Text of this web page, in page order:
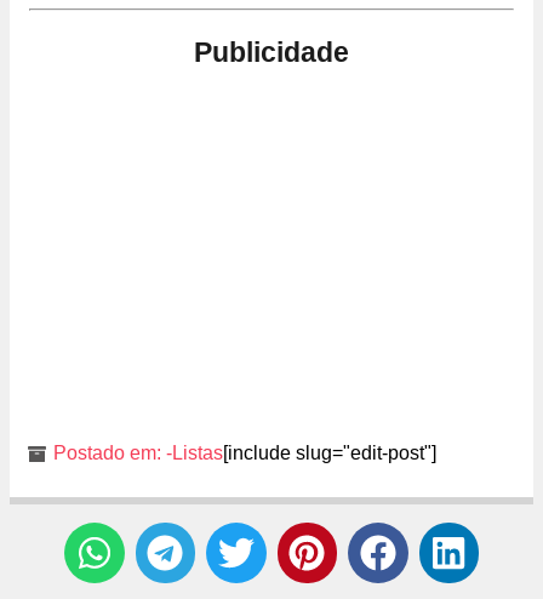
Publicidade
Postado em: -Listas[include slug="edit-post"]